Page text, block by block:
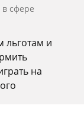
сфере
льготам и
на